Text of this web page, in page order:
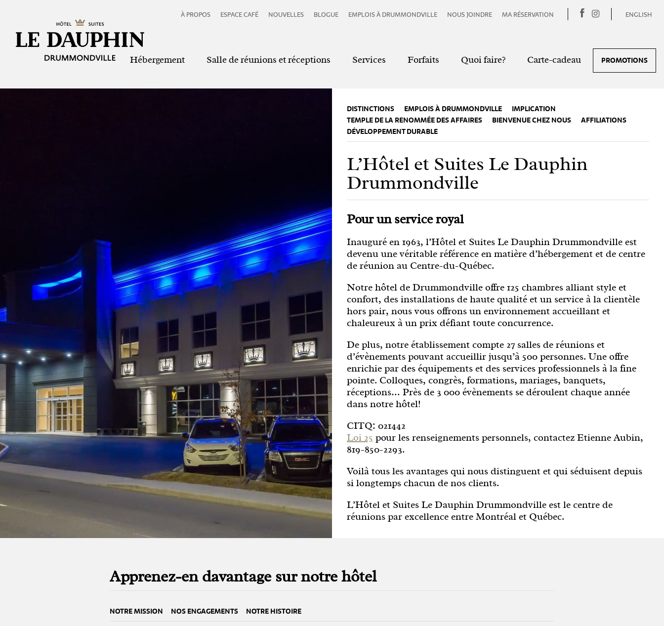
À PROPOS ESPACE CAFÉ NOUVELLES BLOGUE EMPLOIS À DRUMMONDVILLE NOUS JOINDRE MA RÉSERVATION ENGLISH
Hébergement Salle de réunions et réceptions Services Forfaits Quoi faire? Carte-cadeau PROMOTIONS
DISTINCTIONS EMPLOIS À DRUMMONDVILLE
IMPLICATION
TEMPLE DE LA RENOMMÉE DES AFFAIRES
BIENVENUE CHEZ NOUS
AFFILIATIONS
DÉVELOPPEMENT DURABLE
L’Hôtel et Suites Le Dauphin
Drummondville
Pour un service royal
Inauguré en 1963, l’Hôtel et Suites Le Dauphin Drummondville est
devenu une véritable référence en matière d’hébergement et de centre
de réunion au Centre-du-Québec.
Notre hôtel de Drummondville offre 125 chambres alliant style et
confort, des installations de haute qualité et un service à la clientèle
hors pair, nous vous offrons un environnement accueillant et
chaleureux à un prix défiant toute concurrence.
De plus, notre établissement compte 27 salles de réunions et
d’évènements pouvant accueillir jusqu’à 500 personnes. Une offre
enrichie par des équipements et des services professionnels à la fine
pointe. Colloques, congrès, formations, mariages, banquets,
réceptions… Près de 3 000 évènements se déroulent chaque année
dans notre hôtel!
CITQ: 021442
Loi 25 pour les renseignements personnels, contactez Etienne Aubin,
819-850-2293.
Voilà tous les avantages qui nous distinguent et qui séduisent depuis
si longtemps chacun de nos clients.
L’Hôtel et Suites Le Dauphin Drummondville est le centre de
réunions par excellence entre Montréal et Québec.
Apprenez-en davantage sur notre hôtel
NOTRE MISSION NOS ENGAGEMENTS NOTRE HISTOIRE